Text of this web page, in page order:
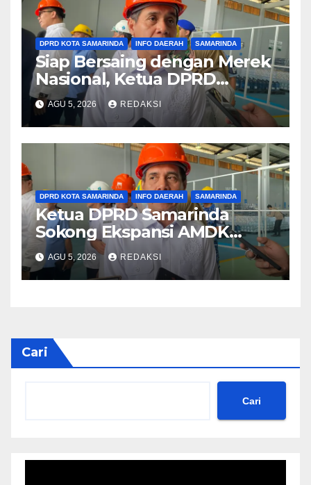
DPRD KOTA SAMARINDA INFO DAERAH SAMARINDA
Siap Bersaing dengan Merek
Nasional, Ketua DPRD
Samarinda Ingatkan Kualitas
Higienis ‘SAMAQUA’ Wajib
Dijaga
AGU 5, 2026 REDAKSI
DPRD KOTA SAMARINDA INFO DAERAH SAMARINDA
Ketua DPRD Samarinda
Sokong Ekspansi AMDK
‘SAMAQUA’
AGU 5, 2026 REDAKSI
Cari
Cari